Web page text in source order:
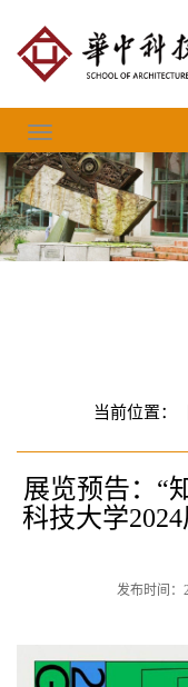
当前位置：
展览预告：“
科技大学
发布时间：